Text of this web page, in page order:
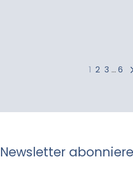
1 2 3 ... 6
Newsletter